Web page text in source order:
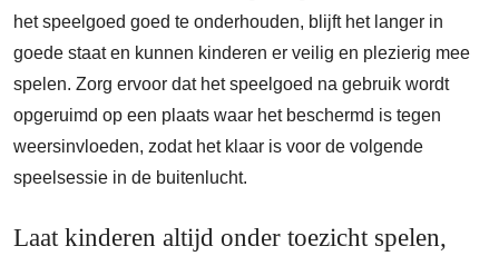
het speelgoed goed te onderhouden, blijft het langer in
goede staat en kunnen kinderen er veilig en plezierig mee
spelen. Zorg ervoor dat het speelgoed na gebruik wordt
opgeruimd op een plaats waar het beschermd is tegen
weersinvloeden, zodat het klaar is voor de volgende
speelsessie in de buitenlucht.
Laat kinderen altijd onder toezicht spelen,